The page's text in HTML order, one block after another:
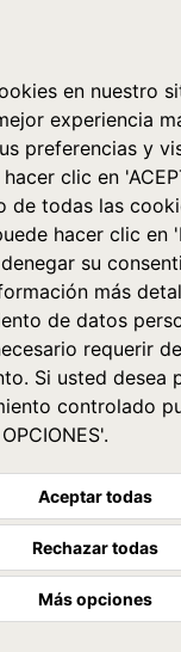
en nuestro
experiencia
preferencias y
clic en
de todas las
hacer clic en
su
más
de datos
requerir
Si usted desea
controlado
Aceptar todas
Rechazar todas
Más opciones